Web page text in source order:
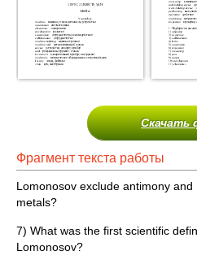
Скачать
Фрагмент текста работы
Lomonosov exclude antimony
metals?
7) What was the first scientific
Lomonosov?